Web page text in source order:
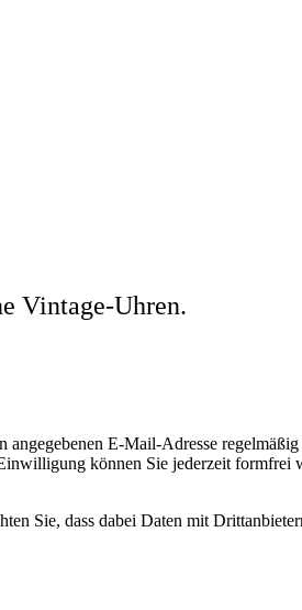
Vintage-Uhren.
E-Mail-Adresse
können Sie jederzeit formfrei
Sie, dass dabei Daten mit